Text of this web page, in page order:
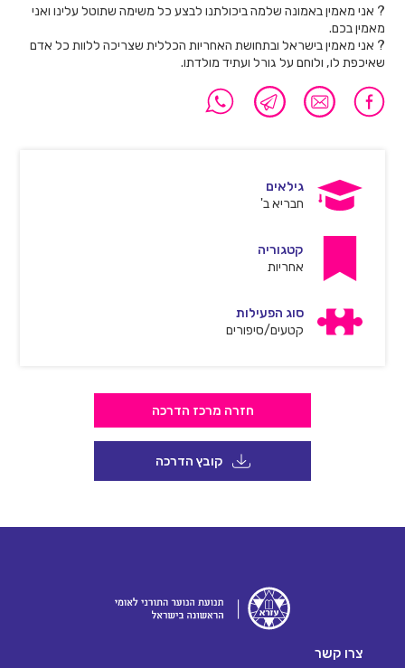
? אני מאמין באמונה שלמה ביכולתנו לבצע כל משימה שתוטל עלינו ואני
מאמין בכם.
? אני מאמין בישראל ובתחושת האחריות הכללית שצריכה ללוות כל אדם
שאיכפת לו, ולוחם על גורל ועתיד מולדתו.
גילאים
חבריא ב'
קטגוריה
אחריות
סוג הפעילות
קטעים/סיפורים
חזרה מרכז הדרכה
קובץ הדרכה
צרו קשר